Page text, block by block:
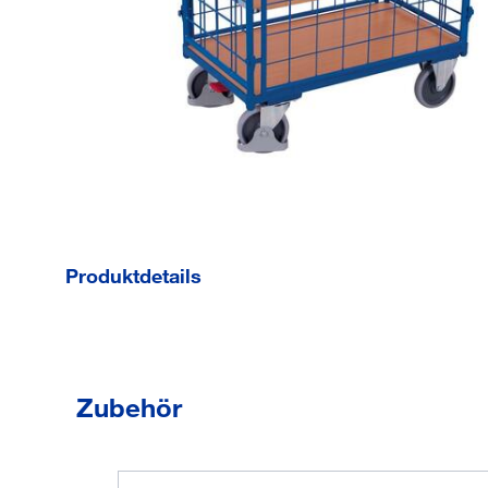
Produktdetails
RAL 5010 enzianblau pulverbeschichtet
Längswände, vergittert 120 x 120 mm
Zubehör